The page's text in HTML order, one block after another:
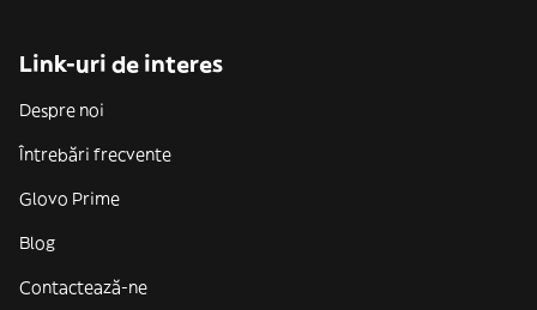
Link-uri de interes
Despre noi
Întrebări frecvente
Glovo Prime
Blog
Contactează-ne